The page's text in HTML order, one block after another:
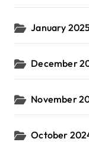
January
December
November
October